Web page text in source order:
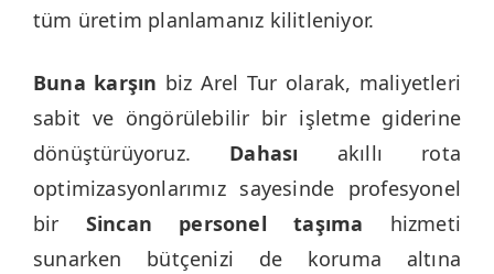
tüm üretim planlamanız kilitleniyor.
Buna karşın biz Arel Tur olarak, maliyetleri
sabit ve öngörülebilir bir işletme giderine
dönüştürüyoruz. Dahası akıllı rota
optimizasyonlarımız sayesinde profesyonel
bir Sincan personel taşıma hizmeti
sunarken bütçenizi de koruma altına